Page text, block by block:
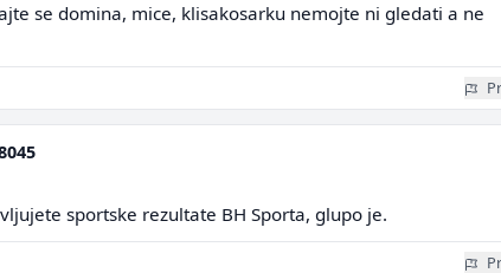
se domina, mice, klisakosarku nemojte ni gledati a ne
sportske rezultate BH Sporta, glupo je.